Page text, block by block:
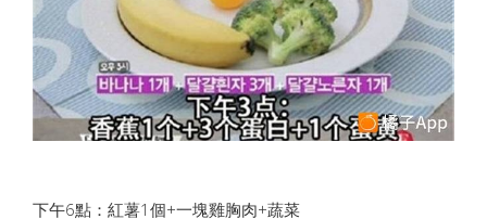
下午6點：紅薯1個+一塊雞胸肉+蔬菜